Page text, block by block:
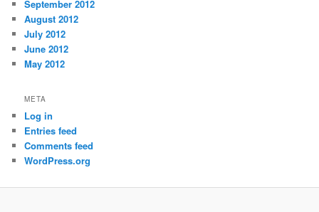
September 2012
August 2012
July 2012
June 2012
May 2012
META
Log in
Entries feed
Comments feed
WordPress.org